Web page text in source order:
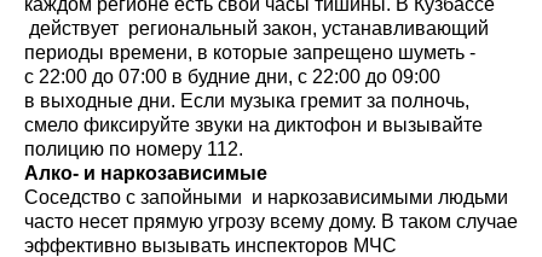
действует региональный закон, устанавливающий
периоды времени, в которые запрещено шуметь -
с 22:00 до 07:00 в будние дни, с 22:00 до 09:00
в выходные дни. Если музыка гремит за полночь,
смело фиксируйте звуки на диктофон и вызывайте
полицию по номеру 112.
Алко- и наркозависимые
Соседство с запойными и наркозависимыми людьми
часто несет прямую угрозу всему дому. В таком случае
эффективно вызывать инспекторов МЧС